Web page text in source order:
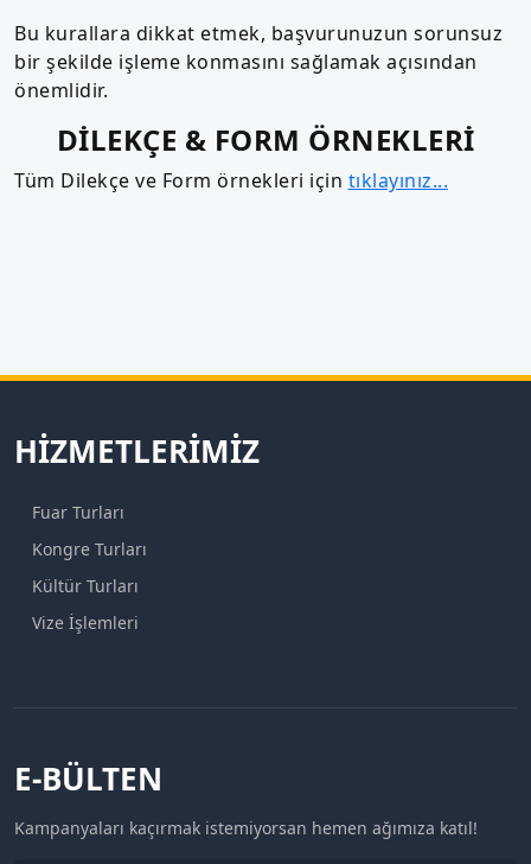
Bu kurallara dikkat etmek, başvurunuzun sorunsuz
bir şekilde işleme konmasını sağlamak açısından
önemlidir.
DİLEKÇE & FORM ÖRNEKLERİ
Tüm Dilekçe ve Form örnekleri için tıklayınız...
HIZMETLERIMIZ
Fuar Turları
Kongre Turları
Kültür Turları
Vize İşlemleri
E-BÜLTEN
Kampanyaları kaçırmak istemiyorsan hemen ağımıza katıl!